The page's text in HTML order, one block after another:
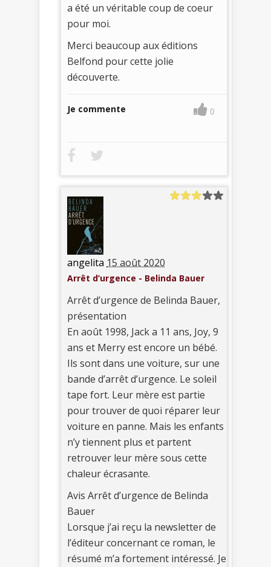
a été un véritable coup de coeur
pour moi.
Merci beaucoup aux éditions
Belfond pour cette jolie
découverte.
Je commente 0
angelita 15 août 2020
Arrêt d’urgence - Belinda Bauer
Arrêt d’urgence de Belinda Bauer,
présentation
En août 1998, Jack a 11 ans, Joy, 9
ans et Merry est encore un bébé.
Ils sont dans une voiture, sur une
bande d’arrêt d’urgence. Le soleil
tape fort. Leur mère est partie
pour trouver de quoi réparer leur
voiture en panne. Mais les enfants
n’y tiennent plus et partent
retrouver leur mère sous cette
chaleur écrasante.
Avis Arrêt d’urgence de Belinda
Bauer
Lorsque j’ai reçu la newsletter de
l’éditeur concernant ce roman, le
résumé m’a fortement intéressé. Je